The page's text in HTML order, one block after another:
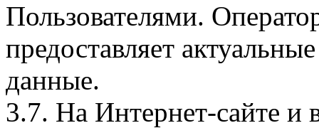
Пользователями.
предоставляет
данные.
3.7. На Интернет-сайте